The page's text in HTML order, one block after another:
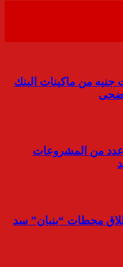
سحب 9 مليارات جنيه من ماكينات البنك
عدد من المشروعات
محطات “بنبان” سد